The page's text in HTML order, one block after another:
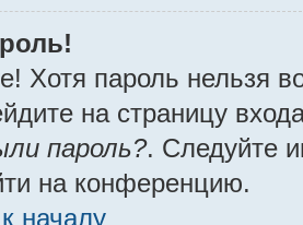
Хотя пароль нельзя
на страницу
пароль?. Следуйте
на конференцию.
началу